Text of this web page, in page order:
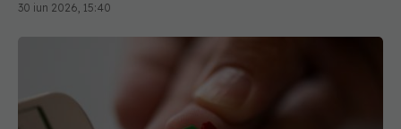
30 iun 2026, 15:40